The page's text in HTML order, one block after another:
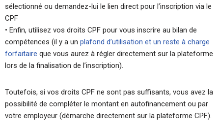
sélectionné ou demandez-lui le lien direct pour l’inscription via le
CPF
• Enfin, utilisez vos droits CPF pour vous inscrire au bilan de
compétences (il y a un plafond d’utilisation et un reste à charge
forfaitaire que vous aurez à régler directement sur la plateforme
lors de la finalisation de l’inscription).
Toutefois, si vos droits CPF ne sont pas suffisants, vous avez la
possibilité de compléter le montant en autofinancement ou par
votre employeur (démarche directement sur la plateforme CPF).